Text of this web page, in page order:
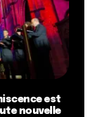
est
nouvelle